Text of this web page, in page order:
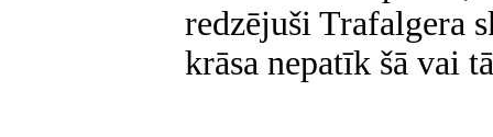
redzējuši Trafalgera
krāsa nepatīk šā vai